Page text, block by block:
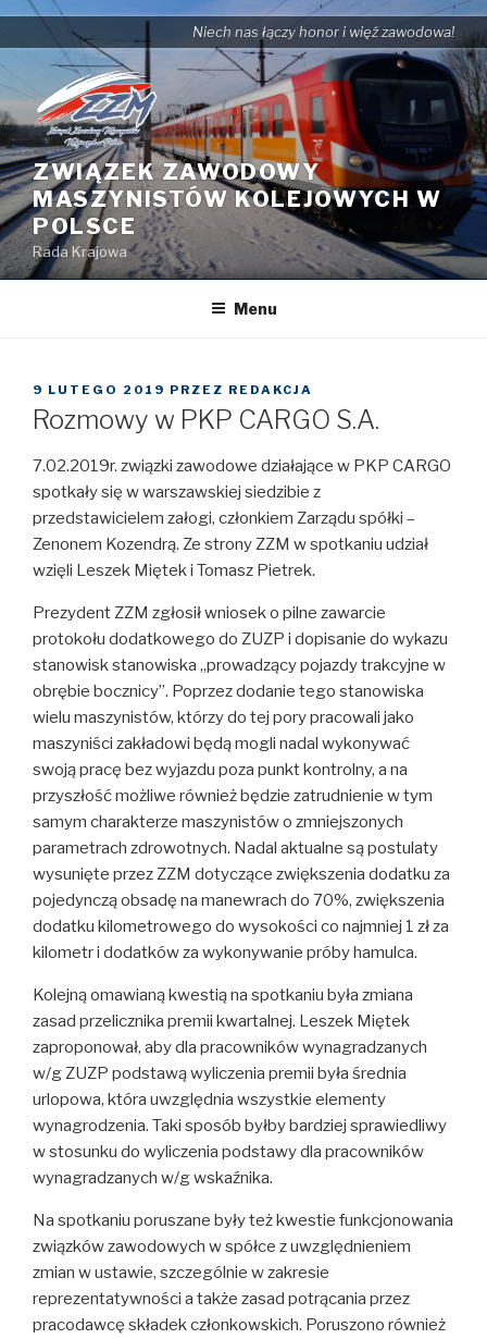
Przejdź
treści
Niech nas łączy honor i więź zawodowa!
ZWIĄZEK ZAWODOWY
MASZYNISTÓW KOLEJOWYCH W
POLSCE
Rada Krajowa
Menu
OPUBLIKOWANE
W
9 LUTEGO 2019 PRZEZ REDAKCJA
Rozmowy w PKP CARGO S.A.
7.02.2019r. związki zawodowe działające w PKP CARGO
spotkały się w warszawskiej siedzibie z
przedstawicielem załogi, członkiem Zarządu spółki –
Zenonem Kozendrą. Ze strony ZZM w spotkaniu udział
wzięli Leszek Miętek i Tomasz Pietrek.
Prezydent ZZM zgłosił wniosek o pilne zawarcie
protokołu dodatkowego do ZUZP i dopisanie do wykazu
stanowisk stanowiska „prowadzący pojazdy trakcyjne w
obrębie bocznicy”. Poprzez dodanie tego stanowiska
wielu maszynistów, którzy do tej pory pracowali jako
maszyniści zakładowi będą mogli nadal wykonywać
swoją pracę bez wyjazdu poza punkt kontrolny, a na
przyszłość możliwe również będzie zatrudnienie w tym
samym charakterze maszynistów o zmniejszonych
parametrach zdrowotnych. Nadal aktualne są postulaty
wysunięte przez ZZM dotyczące zwiększenia dodatku za
pojedynczą obsadę na manewrach do 70%, zwiększenia
dodatku kilometrowego do wysokości co najmniej 1 zł za
kilometr i dodatków za wykonywanie próby hamulca.
Kolejną omawianą kwestią na spotkaniu była zmiana
zasad przelicznika premii kwartalnej. Leszek Miętek
zaproponował, aby dla pracowników wynagradzanych
w/g ZUZP podstawą wyliczenia premii była średnia
urlopowa, która uwzględnia wszystkie elementy
wynagrodzenia. Taki sposób byłby bardziej sprawiedliwy
w stosunku do wyliczenia podstawy dla pracowników
wynagradzanych w/g wskaźnika.
Na spotkaniu poruszane były też kwestie funkcjonowania
związków zawodowych w spółce z uwzględnieniem
zmian w ustawie, szczególnie w zakresie
reprezentatywności a także zasad potrącania przez
pracodawcę składek członkowskich. Poruszono również